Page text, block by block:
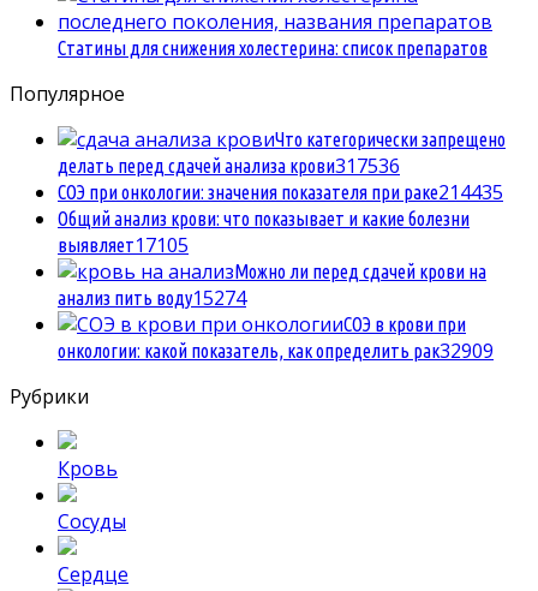
Статины для снижения холестерина: список препаратов
Популярное
Что категорически запрещено
делать перед сдачей анализа крови317536
СОЭ при онкологии: значения показателя при раке214435
Общий анализ крови: что показывает и какие болезни
выявляет17105
Можно ли перед сдачей крови на
анализ пить воду15274
СОЭ в крови при
онкологии: какой показатель, как определить рак32909
Рубрики
Кровь
Сосуды
Сердце